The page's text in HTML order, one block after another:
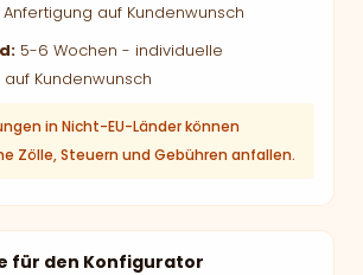
auf Kundenwunsch
5-6 Wochen - individuelle
Kundenwunsch
in Nicht-EU-Länder können
Zölle, Steuern und Gebühren anfallen.
für den Konfigurator